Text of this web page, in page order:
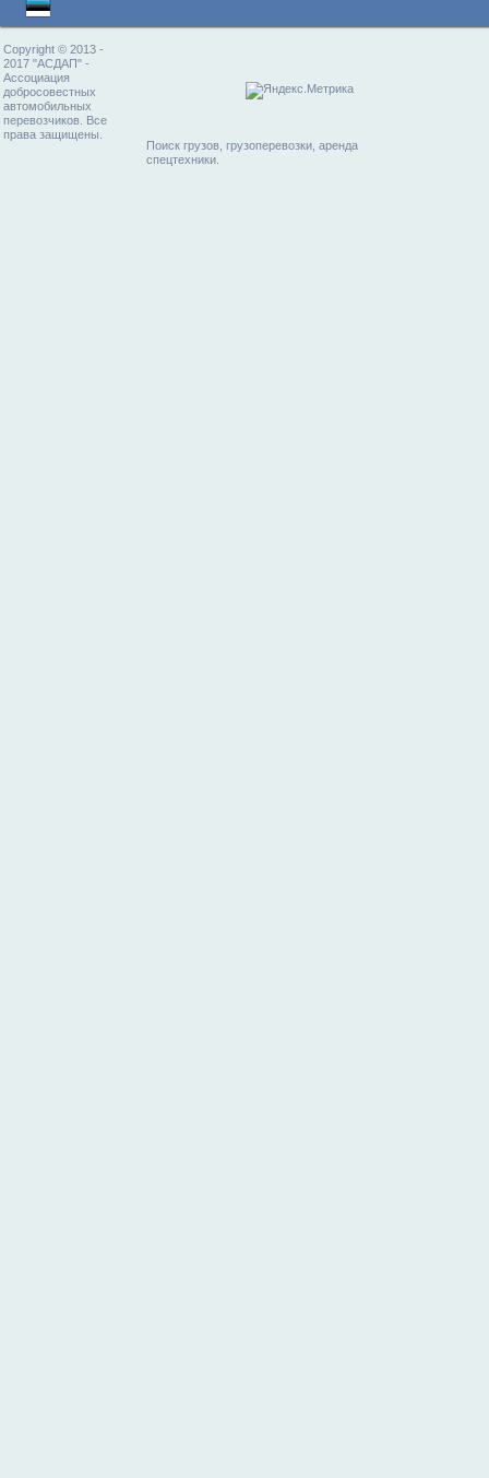
Copyright © 2013 -
2017 "АСДАП" -
Ассоциация
добросовестных
автомобильных
перевозчиков. Все
права защищены.
Поиск грузов, грузоперевозки, аренда
спецтехники.